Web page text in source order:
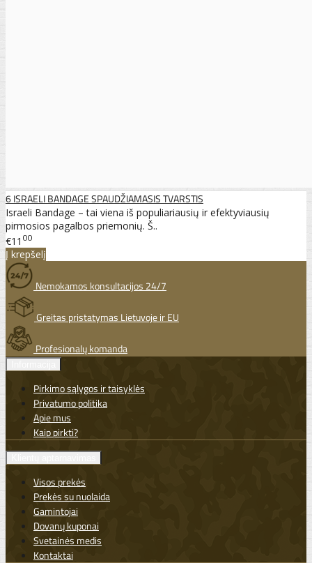
6 ISRAELI BANDAGE SPAUDŽIAMASIS TVARSTIS
Israeli Bandage – tai viena iš populiariausių ir efektyviausių
pirmosios pagalbos priemonių. Š..
€11 00
Į krepšelį
Nemokamos konsultacijos 24/7
Greitas pristatymas Lietuvoje ir EU
Profesionalų komanda
Pirkimo sąlygos ir taisyklės
Privatumo politika
Apie mus
Kaip pirkti?
Visos prekės
Prekės su nuolaida
Gamintojai
Dovanų kuponai
Svetainės medis
Kontaktai